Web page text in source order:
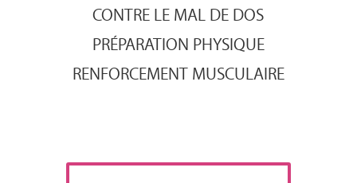
CONTRE LE MAL DE DOS
PRÉPARATION PHYSIQUE
RENFORCEMENT MUSCULAIRE